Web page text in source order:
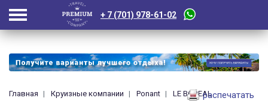
+ 7 (701) 978-61-02
Главная Круизные компании Ponant LE BOREALраспечатать